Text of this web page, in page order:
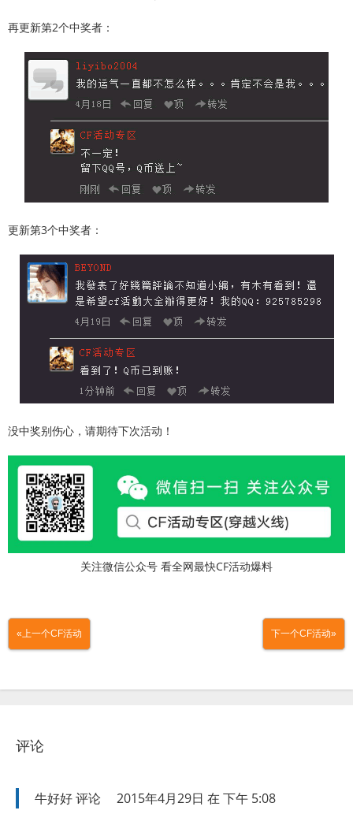
再更新第2个中奖者：
更新第3个中奖者：
没中奖别伤心，请期待下次活动！
关注微信公众号 看全网最快CF活动爆料
«上一个CF活动 下一个CF活动»
评论
牛好好评论 2015年4月29日 在 下午 5:08